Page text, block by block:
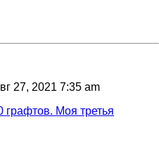
27, 2021 7:35 am
графтов. Моя третья